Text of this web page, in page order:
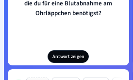
die du für eine Blutabnahme am
Ohrläppchen benötigst?
Antwort zeigen